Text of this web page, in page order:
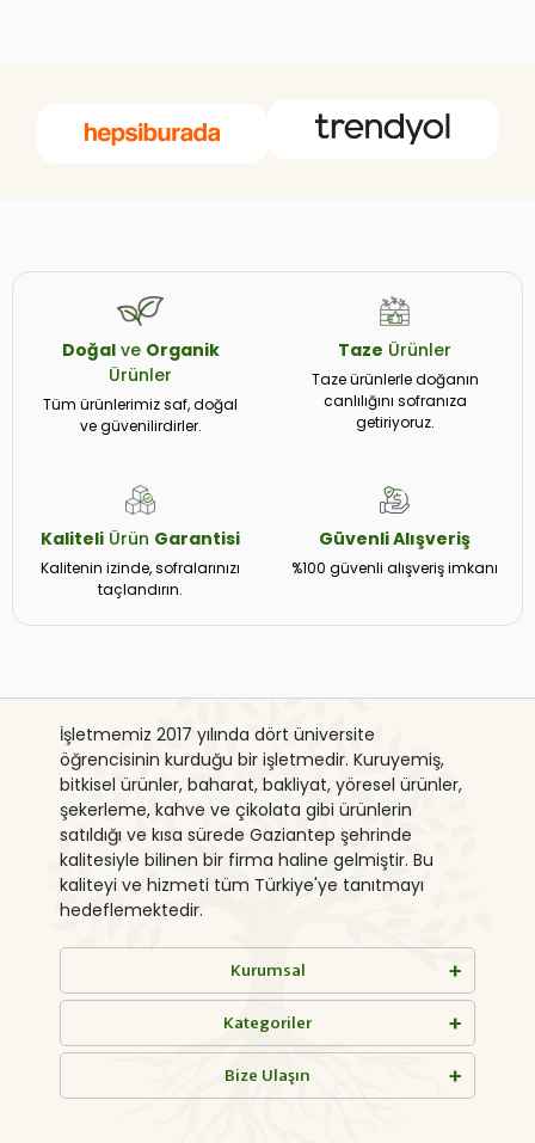
Doğalve Organik
Ürünler
Tüm ürünlerimiz saf, doğal
ve güvenilirdirler.
Taze Ürünler
Taze ürünlerle doğanın
canlılığını sofranıza
getiriyoruz.
Kaliteli Ürün Garantisi
Kalitenin izinde, sofralarınızı
taçlandırın.
GüvenliAlışveriş
%100 güvenli alışveriş imkanı
İşletmemiz 2017 yılında dört üniversite
öğrencisinin kurduğu bir işletmedir. Kuruyemiş,
bitkisel ürünler, baharat, bakliyat, yöresel ürünler,
şekerleme, kahve ve çikolata gibi ürünlerin
satıldığı ve kısa sürede Gaziantep şehrinde
kalitesiyle bilinen bir firma haline gelmiştir. Bu
kaliteyi ve hizmeti tüm Türkiye'ye tanıtmayı
hedeflemektedir.
Kurumsal
Kategoriler
Bize Ulaşın